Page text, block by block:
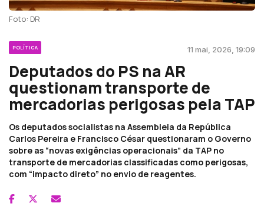
Foto: DR
POLÍTICA 11 mai, 2026, 19:09
Deputados do PS na AR
questionam transporte de
mercadorias perigosas pela TAP
Os deputados socialistas na Assembleia da República
Carlos Pereira e Francisco César questionaram o Governo
sobre as “novas exigências operacionais” da TAP no
transporte de mercadorias classificadas como perigosas,
com “impacto direto” no envio de reagentes.